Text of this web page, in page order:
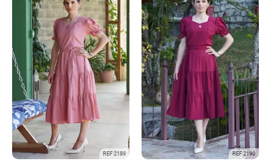
REF 2189 REF 2190